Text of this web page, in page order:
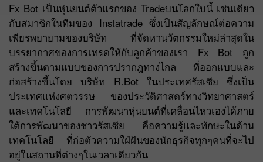
Fx Bot เป็นหุ่นยนต์ตัวแรกของ Tradeบนโลกใบนี้ เช่นเดียว
กับสมาชิกในทีมของ Instatrade ซึ่งเป็นสัญลักษณ์ต่อความ
เพียรพยายามของบริษัท ที่จัดหานวัตกรรมใหม่ล่าสุดใน
บรรยากาศของการเทรดให้กับลูกค้าของเรา Fx Bot ถูก
สร้างขึ้นตามแบบของการปรากฎทางไกล ที่ออกแบบและ
ก่อสร้างขึ้นโดย บริษัท R.Bot ในประเทศรัสเซีย ซึ่งเป็น
ประเทศแห่งศตวรรษ ของประวัติศาสตร์ทางวิทยาศาสตร์
และเทคโนโลยี การพัฒนาหุ่นยนต์ที่เคลื่อนไหวเองได้ภาย
ใต้การพัฒนาของชาวรัสเซีย คือความรู้และทักษะในด้าน
เทคโนโลยี ที่ก่อตัวความใฝ่ฝันของนักธุรกิจทุกๆคนที่จะไป
อยู่ในสถานที่ต่างๆในเวลาเดียวกัน